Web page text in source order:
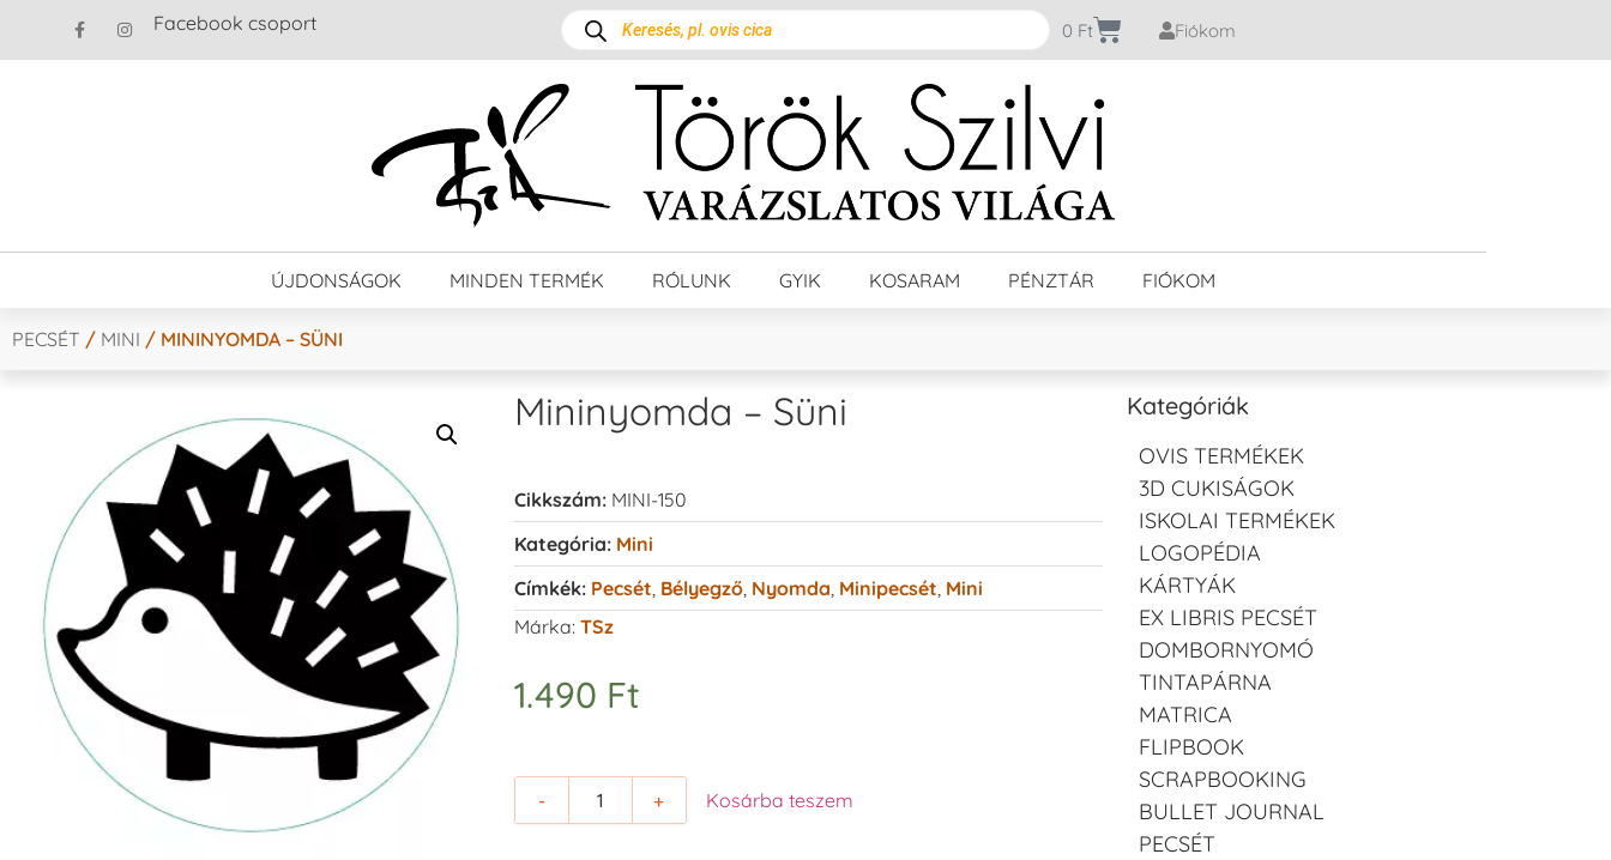
Facebook csoport 0 Ft Fiókom
ÚJDONSÁGOK MINDEN TERMÉK RÓLUNK GYIK KOSARAM PÉNZTÁR FIÓKOM
PECSÉT / MINI / MININYOMDA – SÜNI
Mininyomda – Süni
Cikkszám: MINI-150
Kategória: Mini
Címkék: Pecsét Bélyegző, Nyomda Minipecsét Mini
Márka: TSz
1.490 Ft
- + Kosárba teszem
Kategóriák
OVIS TERMÉKEK
3D CUKISÁGOK
ISKOLAI TERMÉKEK
LOGOPÉDIA
KÁRTYÁK
EX LIBRIS PECSÉT
DOMBORNYOMÓ
TINTAPÁRNA
MATRICA
FLIPBOOK
SCRAPBOOKING
BULLET JOURNAL
PECSÉT